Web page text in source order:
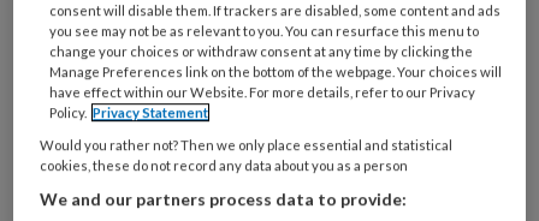
Wat
is
je
e-
mailadres?
Kies
je
wachtwoord* *
consent will disable them. If trackers are disabled, some content and ads
you see may not be as relevant to you. You can resurface this menu to
change your choices or withdraw consent at any time by clicking the
Manage Preferences link on the bottom of the webpage. Your choices will
have effect within our Website. For more details, refer to our Privacy
Policy. Privacy Statement
Would you rather not? Then we only place essential and statistical
cookies, these do not record any data about you as a person
We and our partners process data to provide: